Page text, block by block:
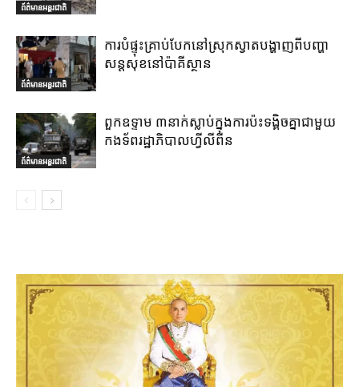
ព័ត៌មានអន្តរជាតិ
ព័ត៌មានអន្តរជាតិ
ការបំផ្ទុះគ្រាប់បែកនៅស្រុកស្វាតបង្ហាញពីបញ្ហា
សន្តសុខនៅប៉ាគីស្ថាន
ព័ត៌មានអន្តរជាតិ
ពួកឧទ្ទាម ៣នាក់ស្លាប់ក្នុងការប៉ះទង្គិចគ្នាជាមួយ
កងទ័ពរដ្ឋាភិបាលហ្វីលីពីន